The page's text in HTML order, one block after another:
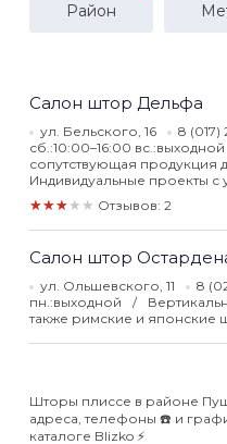
Район
Салон штор Дельфа
ул. Бельского, 16 8 (017)
сб.:10:00–16:00 вс.:выходной
сопутствующая продукция
Индивидуальные проекты с
★★★★★ Отзывов: 2
Салон штор
ул. Ольшевского, 11 8
пн.:выходной
также римские и японские
Шторы плиссе в районе
адреса, телефоны ☎️ и
каталоге Blizko ⚡️